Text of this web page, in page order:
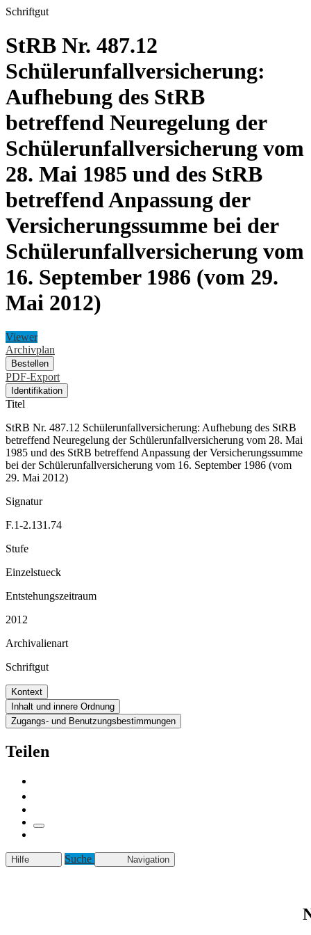
Schriftgut
StRB Nr. 487.12
Schülerunfallversicherung:
Aufhebung des StRB
betreffend Neuregelung der
Schülerunfallversicherung vom
28. Mai 1985 und des StRB
betreffend Anpassung der
Versicherungssumme bei der
Schülerunfallversicherung vom
16. September 1986 (vom 29.
Mai 2012)
Viewer
Archivplan
Bestellen
PDF-Export
Identifikation
Titel
StRB Nr. 487.12 Schülerunfallversicherung: Aufhebung des StRB
betreffend Neuregelung der Schülerunfallversicherung vom 28. Mai
1985 und des StRB betreffend Anpassung der Versicherungssumme
bei der Schülerunfallversicherung vom 16. September 1986 (vom
29. Mai 2012)
Signatur
F.1-2.131.74
Stufe
Einzelstueck
Entstehungszeitraum
2012
Archivalienart
Schriftgut
Kontext
Inhalt und innere Ordnung
Zugangs- und Benutzungsbestimmungen
Teilen
Hilfe Suche Navigation